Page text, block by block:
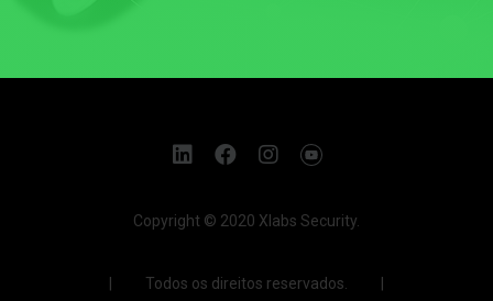
Copyright © 2020 Xlabs Security.
| Todos os direitos reservados. |